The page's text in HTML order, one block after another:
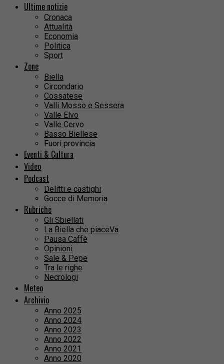
Ultime notizie
Cronaca
Attualità
Economia
Politica
Sport
Zone
Biella
Circondario
Cossatese
Valli Mosso e Sessera
Valle Elvo
Valle Cervo
Basso Biellese
Fuori provincia
Eventi & Cultura
Video
Podcast
Delitti e castighi
Gocce di Memoria
Rubriche
Gli Sbiellati
La Biella che piaceVa
Pausa Caffè
Opinioni
Sale & Pepe
Tra le righe
Necrologi
Meteo
Archivio
Anno 2025
Anno 2024
Anno 2023
Anno 2022
Anno 2021
Anno 2020